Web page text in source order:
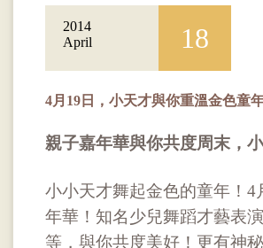
2014
April
18
4月19日，小天才與你重溫金色
親子嘉年華與你共度周末，
小小天才舞起金色的童年！
年華！知名少兒舞蹈才藝表
等，與你共度美好！更有神